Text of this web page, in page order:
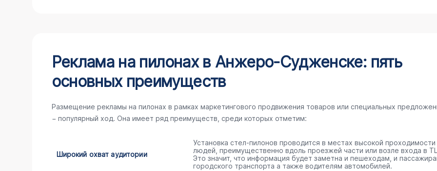
Реклама на пилонах в Анжеро-Судженске: пять
основных преимуществ
Размещение рекламы на пилонах в рамках маркетингового продвижения товаров или специальных
− популярный ход. Она имеет ряд преимуществ, среди которых отметим:
Широкий охват аудитории
Установка стел-пилонов проводится в местах высокой проходимости
людей, преимущественно вдоль проезжей части или возле входа в
Это значит, что информация будет заметна и пешеходам, и
городского транспорта а также водителям автомобилей.